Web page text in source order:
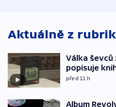
Aktuálně z
Válka ševců
popisuje
před 11 h
Album